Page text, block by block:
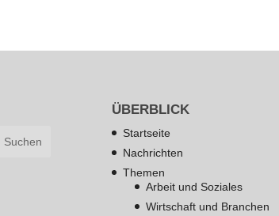
ÜBERBLICK
Startseite
Nachrichten
Themen
Arbeit und Soziales
Wirtschaft und Branchen